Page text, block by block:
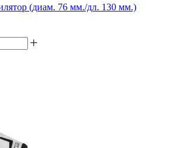
(диам. 76 мм./дл. 130 мм.)